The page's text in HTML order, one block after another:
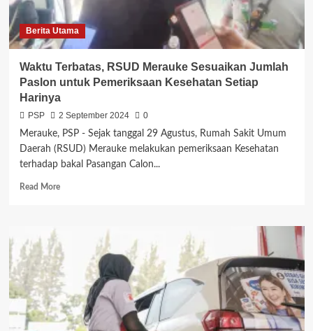
Berita Utama
Waktu Terbatas, RSUD Merauke Sesuaikan Jumlah
Paslon untuk Pemeriksaan Kesehatan Setiap
Harinya
PSP 2 September 2024
0
Merauke, PSP - Sejak tanggal 29 Agustus, Rumah Sakit Umum
Daerah (RSUD) Merauke melakukan pemeriksaan Kesehatan
terhadap bakal Pasangan Calon...
Read MoreRead
RSUD
Merauke
Sesuaikan
Jumlah
Paslon
untuk